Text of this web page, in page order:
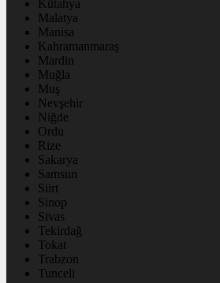
Kütahya
Malatya
Manisa
Kahramanmaraş
Mardin
Muğla
Muş
Nevşehir
Niğde
Ordu
Rize
Sakarya
Samsun
Siirt
Sinop
Sivas
Tekirdağ
Tokat
Trabzon
Tunceli